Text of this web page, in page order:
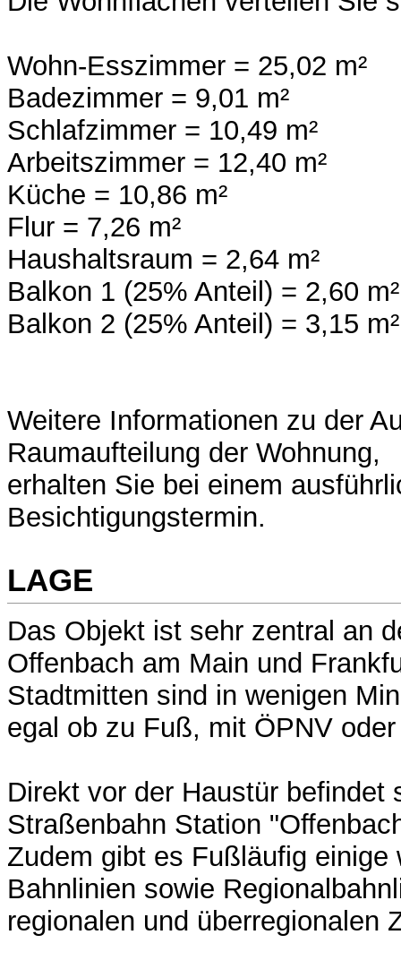
Wohn-Esszimmer = 25,02 m²
Badezimmer = 9,01 m²
Schlafzimmer = 10,49 m²
Arbeitszimmer = 12,40 m²
Küche = 10,86 m²
Flur = 7,26 m²
Haushaltsraum = 2,64 m²
Balkon 1 (25% Anteil) = 2,60
Balkon 2 (25% Anteil) = 3,15
Weitere Informationen zu der
Raumaufteilung der Wohnung,
erhalten Sie bei einem
Besichtigungstermin.
LAGE
Das Objekt ist sehr zentral an
Offenbach am Main und
Stadtmitten sind in wenigen
egal ob zu Fuß, mit ÖPNV
Direkt vor der Haustür befindet
Straßenbahn Station
Zudem gibt es Fußläufig einige
Bahnlinien sowie
regionalen und überregionalen